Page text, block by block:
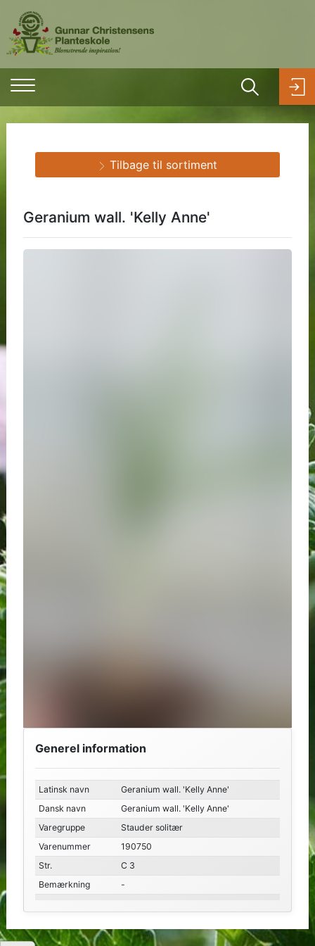
Geranium wall. 'Kelly Anne'
Generel information
Latinsk navn
Geranium wall. 'Kelly Anne'
Dansk navn
Geranium wall. 'Kelly Anne'
Varegruppe
Stauder solitær
Varenummer
190750
Str.
C 3
Bemærkning
-
Tilbage til sortiment